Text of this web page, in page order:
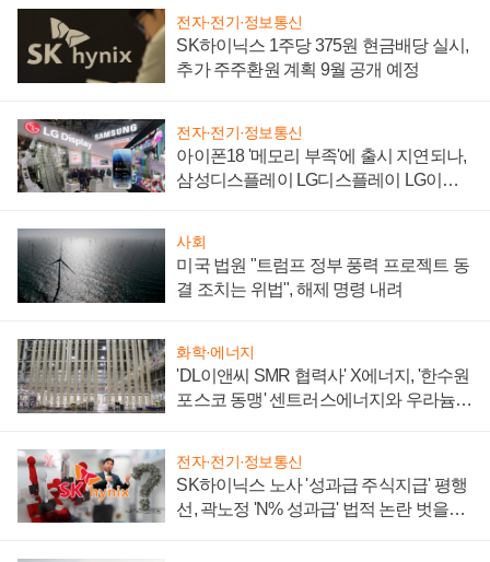
전자·전기·정보통신
SK하이닉스 1주당 375원 현금배당 실시,
추가 주주환원 계획 9월 공개 예정
전자·전기·정보통신
아이폰18 '메모리 부족'에 출시 지연되나,
삼성디스플레이 LG디스플레이 LG이노
사회
미국 법원 "트럼프 정부 풍력 프로젝트 동
결 조치는 위법", 해제 명령 내려
화학·에너지
'DL이앤씨 SMR 협력사' X에너지, '한수원
포스코 동맹' 센트러스에너지와 우라늄
전자·전기·정보통신
SK하이닉스 노사 '성과급 주식지급' 평행
선, 곽노정 'N% 성과급' 법적 논란 벗을지